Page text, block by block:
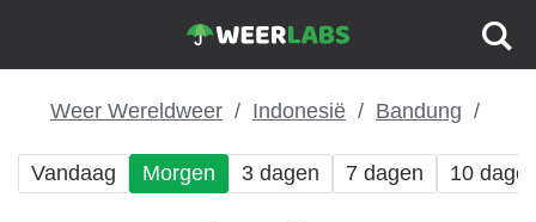
Weer Wereldweer Indonesië Bandung
Vandaag Morgen 3 dagen 7 dagen 10